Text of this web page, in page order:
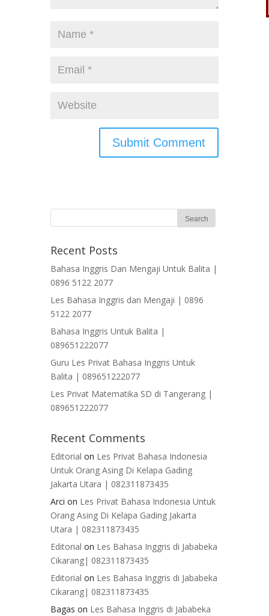
Recent Posts
Bahasa Inggris Dan Mengaji Untuk Balita |
0896 5122 2077
Les Bahasa Inggris dan Mengaji | 0896
5122 2077
Bahasa Inggris Untuk Balita |
089651222077
Guru Les Privat Bahasa Inggris Untuk
Balita | 089651222077
Les Privat Matematika SD di Tangerang |
089651222077
Recent Comments
Editorial on Les Privat Bahasa Indonesia
Untuk Orang Asing Di Kelapa Gading
Jakarta Utara | 082311873435
Arci on Les Privat Bahasa Indonesia Untuk
Orang Asing Di Kelapa Gading Jakarta
Utara | 082311873435
Editorial on Les Bahasa Inggris di Jababeka
Cikarang| 082311873435
Editorial on Les Bahasa Inggris di Jababeka
Cikarang| 082311873435
Bagas on Les Bahasa Inggris di Jababeka